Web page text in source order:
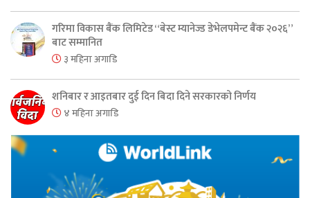
गरिमा विकास बैंक लिमिटेड “बेस्ट म्यानेज्ड डेभेलपमेन्ट बैंक २०२६”
बाट सम्मानित
३ महिना अगाडि
शनिबार र आइतबार दुई दिन बिदा दिने सरकारको निर्णय
४ महिना अगाडि